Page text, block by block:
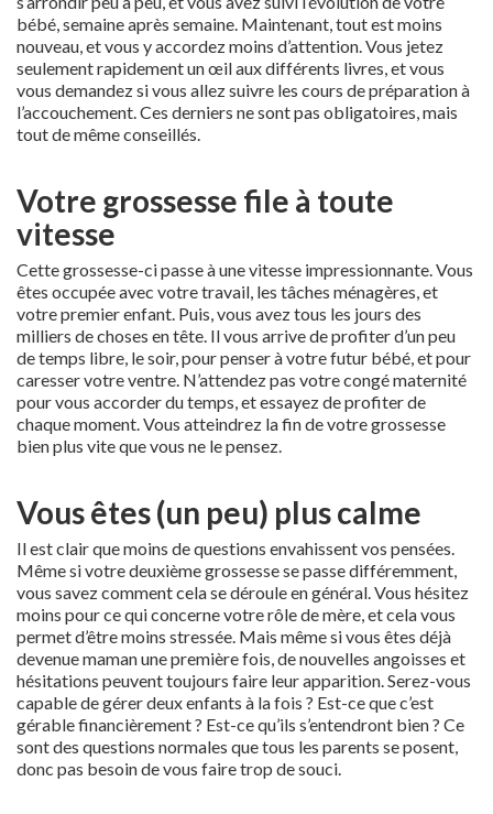
bébé, semaine après semaine. Maintenant, tout est moins
nouveau, et vous y accordez moins d’attention. Vous jetez
seulement rapidement un œil aux différents livres, et vous
vous demandez si vous allez suivre les cours de préparation à
l’accouchement. Ces derniers ne sont pas obligatoires, mais
tout de même conseillés.
Votre grossesse file à toute
vitesse
Cette grossesse-ci passe à une vitesse impressionnante. Vous
êtes occupée avec votre travail, les tâches ménagères, et
votre premier enfant. Puis, vous avez tous les jours des
milliers de choses en tête. Il vous arrive de profiter d’un peu
de temps libre, le soir, pour penser à votre futur bébé, et pour
caresser votre ventre. N’attendez pas votre congé maternité
pour vous accorder du temps, et essayez de profiter de
chaque moment. Vous atteindrez la fin de votre grossesse
bien plus vite que vous ne le pensez.
Vous êtes (un peu) plus calme
Il est clair que moins de questions envahissent vos pensées.
Même si votre deuxième grossesse se passe différemment,
vous savez comment cela se déroule en général. Vous hésitez
moins pour ce qui concerne votre rôle de mère, et cela vous
permet d’être moins stressée. Mais même si vous êtes déjà
devenue maman une première fois, de nouvelles angoisses et
hésitations peuvent toujours faire leur apparition. Serez-vous
capable de gérer deux enfants à la fois ? Est-ce que c’est
gérable financièrement ? Est-ce qu’ils s’entendront bien ? Ce
sont des questions normales que tous les parents se posent,
donc pas besoin de vous faire trop de souci.